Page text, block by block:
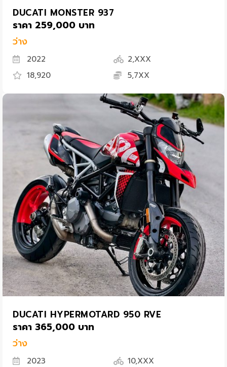
DUCATI MONSTER 937
ราคา 259,000 บาท
ว่าง
2022
2,XXX
18,920
5,7XX
DUCATI HYPERMOTARD 950 RVE
ราคา 365,000 บาท
ว่าง
2023
10,XXX